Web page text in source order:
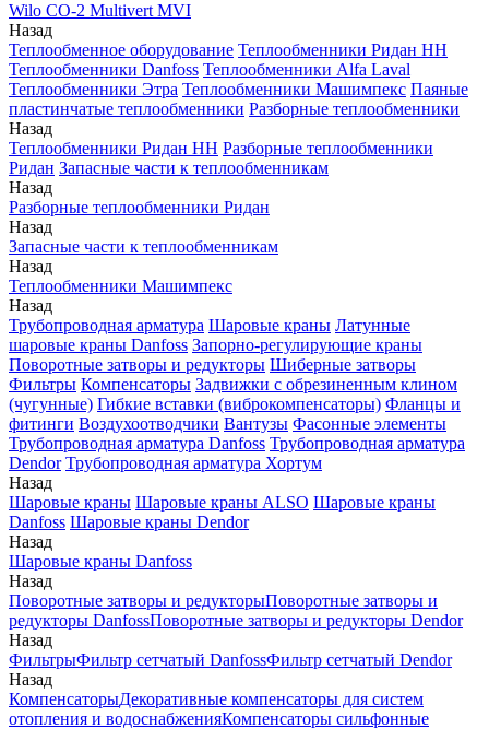
Wilo CO-2 Multivert MVI
Назад
Теплообменное оборудование Теплообменники Ридан НН
Теплообменники Danfoss Теплообменники Alfa Laval
Теплообменники Этра Теплообменники Машимпекс Паяные
пластинчатые теплообменники Разборные теплообменники
Назад
Теплообменники Ридан НН Разборные теплообменники
Ридан Запасные части к теплообменникам
Назад
Разборные теплообменники Ридан
Назад
Запасные части к теплообменникам
Назад
Теплообменники Машимпекс
Назад
Трубопроводная арматура Шаровые краны Латунные
шаровые краны Danfoss Запорно-регулирующие краны
Поворотные затворы и редукторы Шиберные затворы
Фильтры Компенсаторы Задвижки с обрезиненным клином
(чугунные) Гибкие вставки (виброкомпенсаторы) Фланцы и
фитинги Воздухоотводчики Вантузы Фасонные элементы
Трубопроводная арматура Danfoss Трубопроводная арматура
Dendor Трубопроводная арматура Хортум
Назад
Шаровые краны Шаровые краны ALSO Шаровые краны
Danfoss Шаровые краны Dendor
Назад
Шаровые краны Danfoss
Назад
Поворотные затворы и редукторыПоворотные затворы и
редукторы DanfossПоворотные затворы и редукторы Dendor
Назад
ФильтрыФильтр сетчатый DanfossФильтр сетчатый Dendor
Назад
КомпенсаторыДекоративные компенсаторы для систем
отопления и водоснабженияКомпенсаторы сильфонные